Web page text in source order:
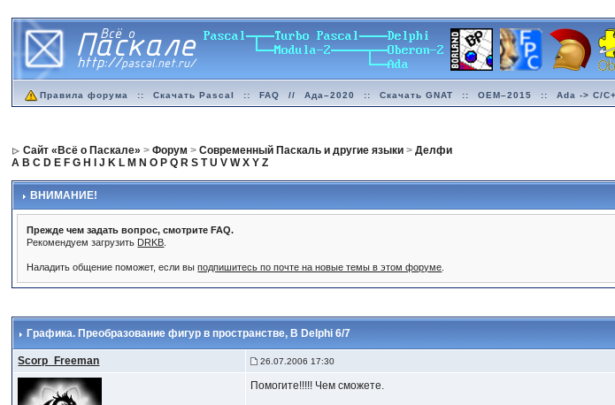
Правила форума :: Скачать Pascal :: FAQ // Ада–2020 :: Скачать GNAT :: OEM–2015 :: Ada -> C/
Сайт «Всё о Паскале» >Форум >Современный Паскаль и другие языки >Делфи
A B C D E F G H J K L M N O P Q R S T U V W X Y Z
ВНИМАНИЕ!
Прежде чем задать вопрос, смотрите FAQ.
Рекомендуем загрузить DRKB
Наладить общение поможет, если выподпишитесь по почте на новые темы в этом форуме
Графика. Преобразование фигур в пространстве, В Delphi 6/7
Scorp_Freeman 26.07.2006 17:30
Помогите!!!!! Чем сможете.